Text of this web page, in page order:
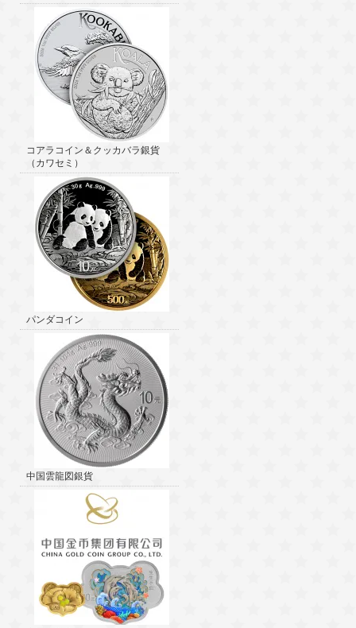
コアラコイン＆クッカバラ銀貨
（カワセミ）
パンダコイン
中国雲龍図銀貨